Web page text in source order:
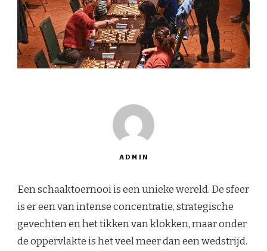
ADMIN
Een schaaktoernooi is een unieke wereld. De sfeer
is er een van intense concentratie, strategische
gevechten en het tikken van klokken, maar onder
de oppervlakte is het veel meer dan een wedstrijd.